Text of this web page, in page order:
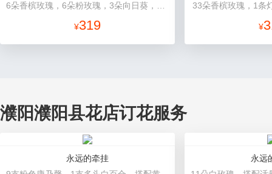
¥319
33朵香槟玫瑰，1条
¥
濮阳濮阳县花店订花服务
永远的牵挂
永远